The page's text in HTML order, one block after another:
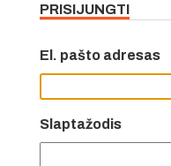
PRISIJUNGTI
El. pašto adresas
Slaptažodis